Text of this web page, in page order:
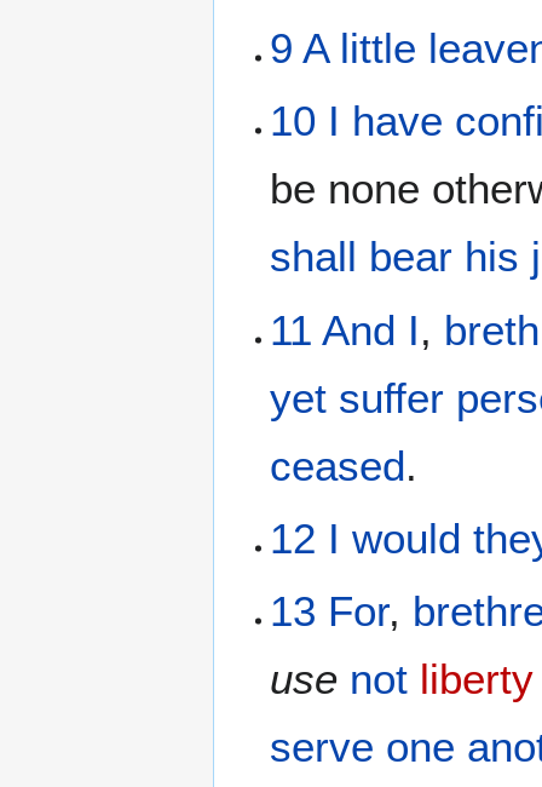
9 A little
10 I have
be none
shall bear his
11 And I,
yet suffer
ceased.
12 I would
13 For,
use not liberty
serve one